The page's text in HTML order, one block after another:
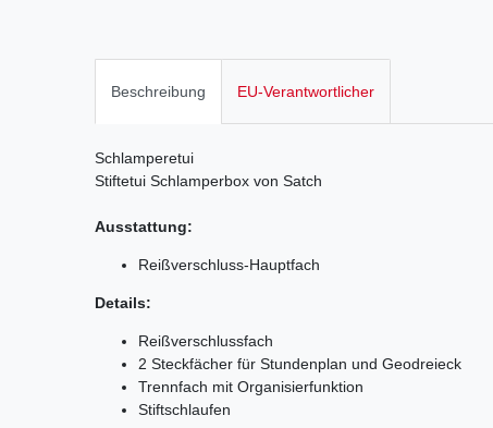
Beschreibung EU-Verantwortlicher
Schlamperetui
Stiftetui Schlamperbox von Satch
Ausstattung:
Reißverschluss-Hauptfach
Details:
Reißverschlussfach
2 Steckfächer für Stundenplan und Geodreieck
Trennfach mit Organisierfunktion
Stiftschlaufen